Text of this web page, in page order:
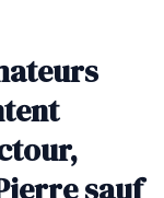
sauf